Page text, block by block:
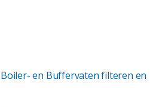
en Buffervaten filteren en